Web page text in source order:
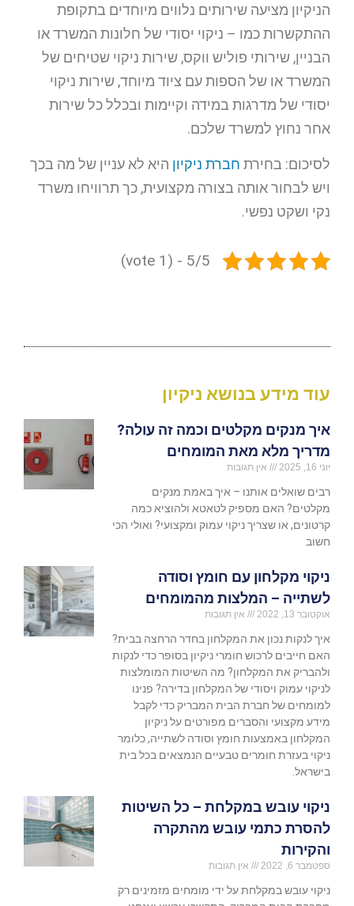
הניקיון מציעה שירותים נלווים מיוחדים בתקופת
ההתקשרות כמו – ניקוי יסודי של חלונות המשרד או
הבניין, שירותי פוליש ווקס, שירות ניקוי שטיחים של
המשרד או של הספות עם ציוד מיוחד, שירות ניקוי
יסודי של מדרגות במידה וקיימות ובכלל כל שירות
אחר נחוץ למשרד שלכם.
לסיכום: בחירת חברת ניקיון היא לא עניין של מה בכך
ויש לבחור אותה בצורה מקצועית, כך תרוויחו משרד
נקי ושקט נפשי.
5/5 - (1 vote)
עוד מידע בנושא ניקיון
איך מנקים מקלטים וכמה זה עולה?
מדריך מלא מאת המומחים
יוני 16, 2025 אין תגובות
רבים שואלים אותנו – איך באמת מנקים
מקלטים? האם מספיק לטאטא ולהוציא כמה
קרטונים, או שצריך ניקוי עמוק ומקצועי? ואולי הכי
חשוב
ניקוי מקלחון עם חומץ וסודה
לשתייה – המלצות מהמומחים
אוקטובר 13, 2022 אין תגובות
איך לנקות נכון את המקלחון בחדר הרחצה בבית?
האם חייבים לרכוש חומרי ניקיון בסופר כדי לנקות
ולהבריק את המקלחון? מה השיטות המומלצות
לניקוי עמוק ויסודי של המקלחון בדירה? פנינו
למומחים של חברת הבית המבריק כדי לקבל
מידע מקצועי והסברים מפורטים על ניקיון
המקלחון באמצעות חומץ וסודה לשתייה, כלומר
ניקוי בעזרת חומרים טבעיים הנמצאים בכל בית
בישראל.
ניקוי עובש במקלחת – כל השיטות
להסרת כתמי עובש מהתקרה
והקירות
ספטמבר 6, 2022 אין תגובות
ניקוי עובש במקלחת על ידי מומחים מזמינים רק